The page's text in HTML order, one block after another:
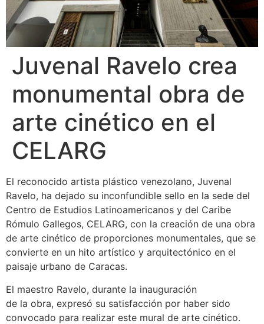
Juvenal Ravelo crea
monumental obra de
arte cinético en el
CELARG
El reconocido artista plástico venezolano, Juvenal
Ravelo, ha dejado su inconfundible sello en la sede del
Centro de Estudios Latinoamericanos y del Caribe
Rómulo Gallegos, CELARG, con la creación de una obra
de arte cinético de proporciones monumentales, que se
convierte en un hito artístico y arquitectónico en el
paisaje urbano de Caracas.
El maestro Ravelo, durante la inauguración
de la obra, expresó su satisfacción por haber sido
convocado para realizar este mural de arte cinético.